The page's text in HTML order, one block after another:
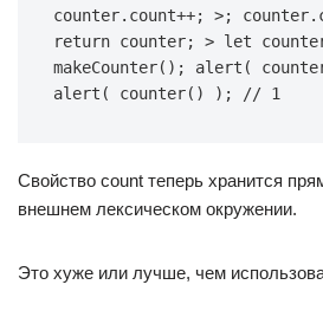
counter.count++; >;
return counter; > let
makeCounter(); alert(
alert( counter() ); // 1
Свойство count теперь хранится
внешнем лексическом окружении.
Это хуже или лучше, чем